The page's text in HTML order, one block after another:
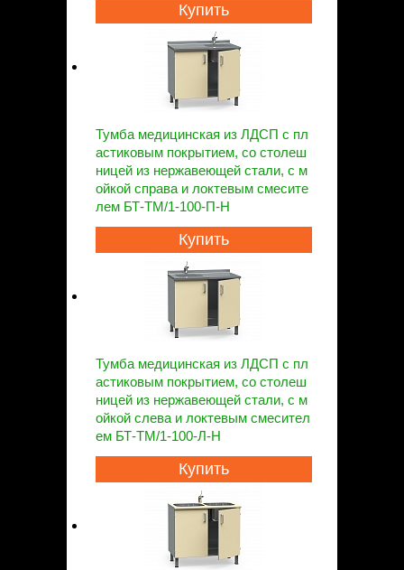
Купить
Тумба медицинская из ЛДСП с пл
астиковым покрытием, со столеш
ницей из нержавеющей стали, с м
ойкой справа и локтевым смесите
лем БТ-ТМ/1-100-П-Н
Купить
Тумба медицинская из ЛДСП с пл
астиковым покрытием, со столеш
ницей из нержавеющей стали, с м
ойкой слева и локтевым смесител
ем БТ-ТМ/1-100-Л-Н
Купить